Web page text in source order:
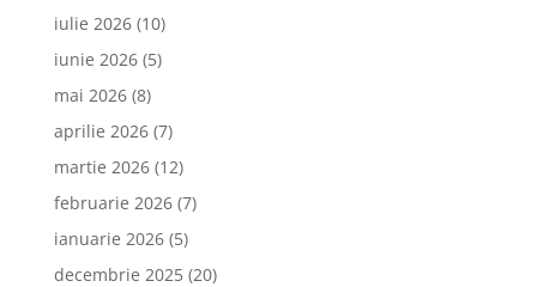
iulie 2026(10)
iunie 2026(5)
mai 2026(8)
aprilie 2026(7)
martie 2026(12)
februarie 2026(7)
ianuarie 2026(5)
decembrie 2025(20)